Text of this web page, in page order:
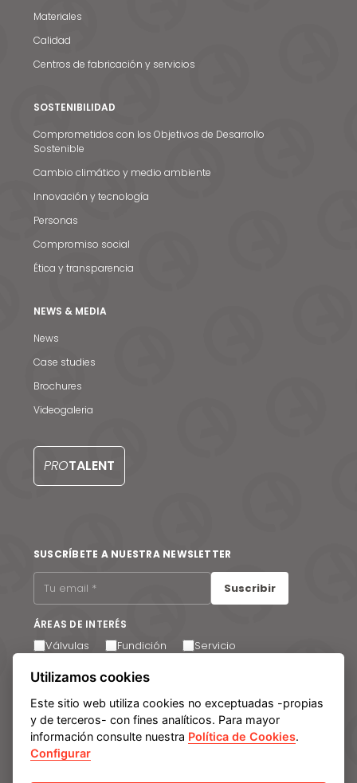
Noticias y medios
Contacto
Materiales
Calidad
Centros de fabricación y servicios
SOSTENIBILIDAD
Comprometidos con los Objetivos de Desarrollo
Sostenible
Cambio climático y medio ambiente
Innovación y tecnología
Personas
Compromiso social
Ética y transparencia
NEWS & MEDIA
News
Case studies
Brochures
Videogaleria
PROTALENT
SUSCRÍBETE A NUESTRA NEWSLETTER
Suscribir
ÁREAS DE INTERÉS
Válvulas Fundición Servicio
Acepto recibir comunicaciones por correo electrónico.
través del enlace que encontrará en el pie de página de
nuestros correos electrónicos.
Utilizamos cookies
Este sitio web utiliza cookies no exceptuadas -propias
y de terceros- con fines analíticos. Para mayor
información consulte nuestra Política de Cookies.
Configurar